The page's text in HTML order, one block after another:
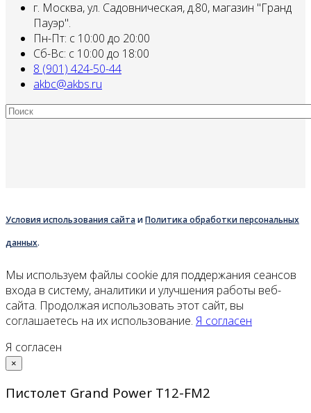
г. Москва, ул. Садовническая, д.80, магазин "Гранд
Пауэр".
Пн-Пт: с 10:00 до 20:00
Сб-Вс: с 10:00 до 18:00
8 (901) 424-50-44
akbc@akbs.ru
Условия использования сайтаиПолитика обработки персональных
данных.
Мы используем файлы cookie для поддержания сеансов
входа в систему, аналитики и улучшения работы веб-
сайта. Продолжая использовать этот сайт, вы
соглашаетесь на их использование. Я согласен
Я согласен
×
Пистолет Grand Power Т12-FM2